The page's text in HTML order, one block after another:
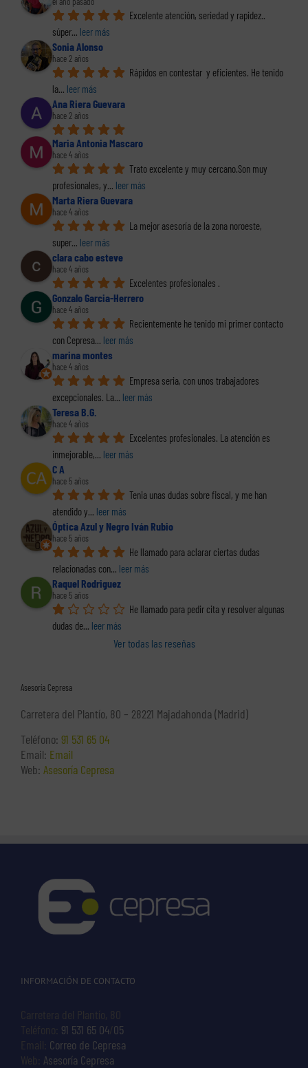
Excelente atención, seriedad y rapidez..
súper... leer más
Sonia Alonso
hace 2 años
Rápidos en contestar  y eficientes. He tenido
la... leer más
Ana Riera Guevara
hace 2 años
Maria Antonia Mascaro
hace 4 años
Trato excelente y muy cercano.Son muy
profesionales, y... leer más
Marta Riera Guevara
hace 4 años
La mejor asesoría de la zona noroeste,
super... leer más
clara cabo esteve
hace 4 años
Excelentes profesionales .
Gonzalo Garcia-Herrero
hace 4 años
Recientemente he tenido mi primer contacto
con Cepresa... leer más
marina montes
hace 4 años
Empresa seria, con unos trabajadores
excepcionales. La... leer más
Teresa B.G.
hace 4 años
Excelentes profesionales. La atención es
inmejorable,... leer más
C A
hace 5 años
Tenia unas dudas sobre fiscal, y me han
atendido y... leer más
Óptica Azul y Negro Iván Rubio
hace 5 años
He llamado para aclarar ciertas dudas
relacionadas con... leer más
Raquel Rodriguez
hace 5 años
He llamado para pedir cita y resolver algunas
dudas de... leer más
Ver todas las reseñas
Asesoría Cepresa
Carretera del Plantío, 80 – 28221 Majadahonda (Madrid)
Teléfono: 91 531 65 04
Email: Email
Web: Asesoría Cepresa
INFORMACIÓN DE CONTACTO
Carretera del Plantío, 80
Teléfono: 91 531 65 04 05
Email: Correo de Cepresa
Web: Asesoría Cepresa